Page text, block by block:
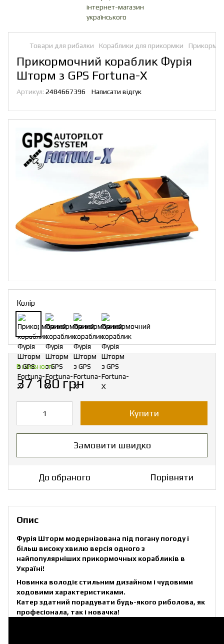
Товари для рибалки Кораблики для прикормки
Прикормочний кораблик Фурія
Шторм з GPS Fortuna-X
Артикул: 2484667396 Написати відгук
Колір
В наявності
37 180 грн
Купити
Замовити швидко
До обраного Порівняти
Опис
Фурія Шторм модернізована під погану погоду і
більш високу хвилю версія одного з
найпопулярніших прикормочных корабликів в
Україні!
Новинка володіє стильним дизайном і чудовими
ходовими характеристиками.
Катер здатний порадувати будь-якого риболова, як
професіонала, так і новачка!